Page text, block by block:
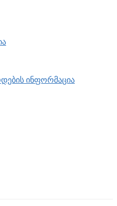
ინფორმაცია